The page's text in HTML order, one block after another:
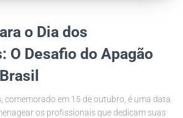
o Dia dos
O Desafio do Apagão
comemorado em 15 de outubro, é uma data
os profissionais que dedicam suas